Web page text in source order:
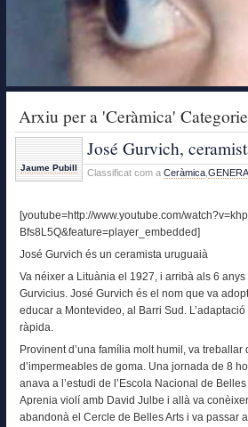
Arxiu per a 'Ceràmica'
Jaume Pubill
José Gurvich,
Classificat com a Ceràmica
[youtube=http://www.youtube.com/
Bfs8L5Q&feature=player_embedded]
José Gurvich és un ceramista uruguaià
Va néixer a Lituània el 1927, i arribà als 6
Gurvicius. José Gurvich és el nom que va
educar a Montevideo, al Barri Sud.
ràpida.
Provinent d’una família molt humil, va
d’impermeables de goma. Una jornada de 8
anava a l’estudi de l’Escola Nacional de
Aprenia violí amb David Julbe i allà va
abandonà el Cercle de Belles Arts i va passar